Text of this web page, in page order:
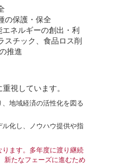
の保護・保全
ネルギーの創出・利
スチック、食品ロス削
推進
視しています。
地域経済の活性化を図る
化し、ノウハウ提供や指
ます。多年度に渡り継続
新たなフェーズに進むため